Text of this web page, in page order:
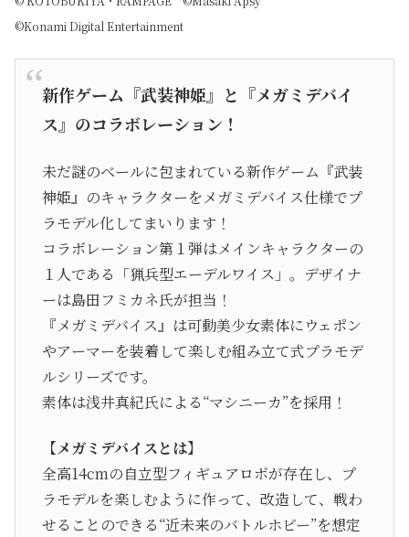
©Konami Digital Entertainment
新作ゲーム『武装神姫』と『メガミデバイ
ス』のコラボレーション！
未だ謎のベールに包まれている新作ゲーム『武装
神姫』のキャラクターをメガミデバイス仕様でプ
ラモデル化してまいります！
コラボレーション第１弾はメインキャラクターの
１人である「猟兵型エーデルワイス」。デザイナ
ーは島田フミカネ氏が担当！
『メガミデバイス』は可動美少女素体にウェポン
やアーマーを装着して楽しむ組み立て式プラモデ
ルシリーズです。
素体は浅井真紀氏による“マシニーカ”を採用！
【メガミデバイスとは】
全高14cmの自立型フィギュアロボが存在し、プ
ラモデルを楽しむように作って、改造して、戦わ
せることのできる“近未来のバトルホビー”を想定